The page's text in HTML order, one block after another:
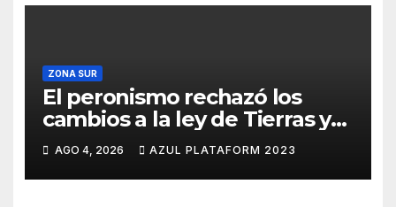
ZONA SUR
El peronismo rechazó los
cambios a la ley de Tierras y
convocó a movilizarse el
jueves en contra del Gobierno
AGO 4, 2026 AZUL PLATAFORM 2023